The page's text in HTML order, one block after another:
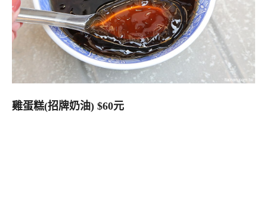
雞蛋糕(招牌奶油) $60元